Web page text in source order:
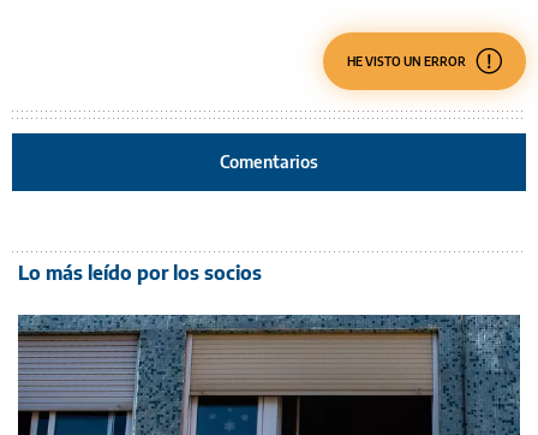
HE VISTO UN ERROR
Comentarios
Lo más leído por los socios